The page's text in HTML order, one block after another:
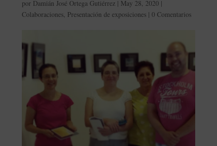
por Damián José Ortega Gutiérrez| May 28, 2020|
Colaboraciones, Presentación de exposiciones| 0 Comentarios